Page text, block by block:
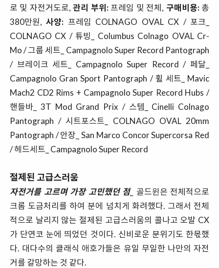
로 및 자전거도로,관리 부위:프레임 및 전체, 구매비용:총
380만원,사양: 프레임 COLNAGO OVAL CX / 포크_
COLNAGO CX / 튜빙_ Columbus Colnago OVAL Cr-
Mo / 그룹 세트_ Campagnolo Super Record Pantograph
/ 브레이크 세트_ Campagnolo Super Record / 페달_
Campagnolo Gran Sport Pantograph / 휠 세트_ Mavic
Mach2 CD2 Rims + Campagnolo Super Record Hubs /
핸들바_ 3T Mod Grand Prix / 스템_ Cinelli Colnago
Pantograph / 시트포스트_ COLNAGO OVAL 20mm
Pantograph / 안장_ San Marco Concor Supercorsa Red
/ 헤드세트_ Campagnolo Super Record
절제된 고급스러움
자전거를 고르며 가장 고민했던 점_ 골드윈은 전체적으로
크롬 도금처리를 하여 분에 넘치게 화려했다. 그래서 전체
적으로 날리지 않는 절제된 고급스러움의 콜나고 오발 CX
가 단연코 눈에 띄었던 것이다. 신비로운 분위기도 한몫했
다. 대다수의 클래식 애호가들은 유일 무일한 나만의 자전
거를 갈망하는 것 같다.